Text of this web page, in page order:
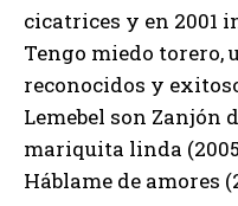
cicatrices y en 2001
Tengo miedo torero,
reconocidos y
Lemebel son Zanjón
mariquita linda
Háblame de amores